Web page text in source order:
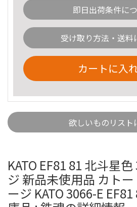
即日出荷条件に
受け取り方法・送料
カートに入
欲しいものリスト
KATO EF81 81 北斗星
ジ 新品未使用品 カトー
ージ KATO 3066-E